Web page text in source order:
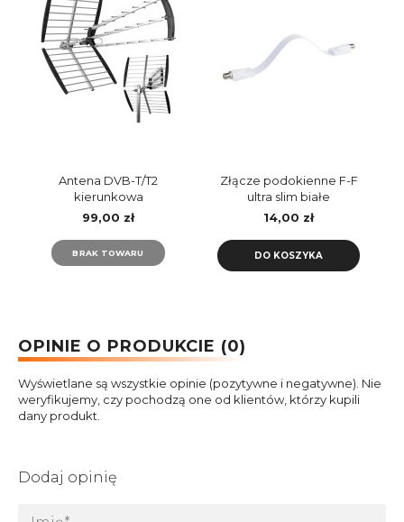
Antena DVB-T/T2
kierunkowa
LB1000/VA1000 Vayox
99,00 zł
BRAK TOWARU
Złącze podokienne F-F
ultra slim białe
LB0076W LIBOX
14,00 zł
DO KOSZYKA
OPINIE O PRODUKCIE (0)
Wyświetlane są wszystkie opinie (pozytywne i negatywne). Nie
weryfikujemy, czy pochodzą one od klientów, którzy kupili
dany produkt.
Dodaj opinię